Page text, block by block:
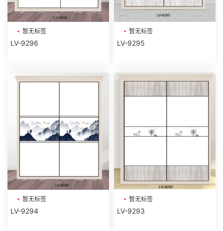
暂无标签
LV-9296
暂无标签
LV-9295
暂无标签
LV-9294
暂无标签
LV-9293